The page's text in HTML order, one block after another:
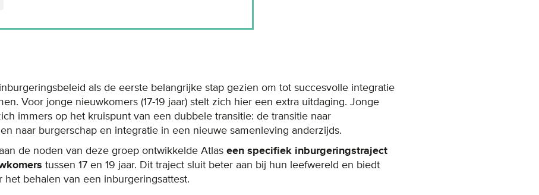
als de eerste belangrijke stap gezien om tot succesvolle integratie
Voor jonge nieuwkomers (17-19 jaar) stelt zich hier een extra uitdaging. Jonge
immers op het kruispunt van een dubbele transitie: de transitie naar
naar burgerschap en integratie in een nieuwe samenleving anderzijds.
de noden van deze groep ontwikkelde Atlas een specifiek inburgeringstraject
tussen 17 en 19 jaar. Dit traject sluit beter aan bij hun leefwereld en biedt
het behalen van een inburgeringsattest.